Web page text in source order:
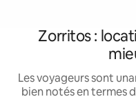
Zorritos :
Les voyageurs sont
bien notés en termes